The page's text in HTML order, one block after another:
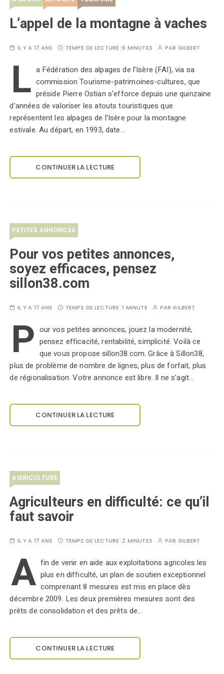
L’appel de la montagne à vaches
IL Y A 17 ANS TEMPS DE LECTURE :6 MINUTES PAR GILBERT
L a Fédération des alpages de l’Isère (FAI), via sa
commission Tourisme-patrimoines-cultures, que
préside Pierre Ostian s’efforce depuis une quinzaine
d’années de valoriser les atouts touristiques que
représentent les alpages de l’Isère pour la montagne
estivale. Au départ, en 1993, date…
CONTINUER LA LECTURE
PETITES ANNONCES
Pour vos petites annonces,
soyez efficaces, pensez
sillon38.com
IL Y A 17 ANS TEMPS DE LECTURE :1 MINUTE PARGILBERT
P our vos petites annonces, jouez la modernité,
pensez efficacité, rentabilité, simplicité. Voilà ce
que vous propose sillon38.com. Grâce à Sillon38,
plus de problème de nombre de lignes, plus de forfait, plus
de régionalisation. Votre annonce est libre. Il ne s'agit…
CONTINUER LA LECTURE
AGRICULTURE
Agriculteurs en difficulté: ce qu’il
faut savoir
IL Y A 17 ANS TEMPS DE LECTURE :2 MINUTES PAR GILBERT
A fin de venir en aide aux exploitations agricoles les
plus en difficulté, un plan de soutien exceptionnel
comprenant 8 mesures est mis en place dès
décembre 2009. Les deux premières mesures sont des
prêts de consolidation et des prêts de…
CONTINUER LA LECTURE